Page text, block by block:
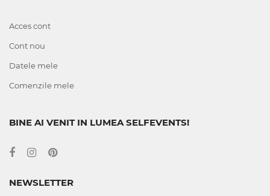
Acces cont
Cont nou
Datele mele
Comenzile mele
BINE AI VENIT IN LUMEA SELFEVENTS!
NEWSLETTER